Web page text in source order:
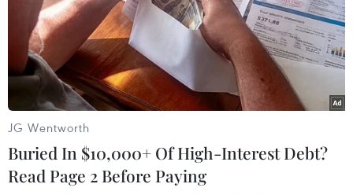
JG Wentworth
Buried In $10,000+ Of High-Interest Debt?
Read Page 2 Before Paying